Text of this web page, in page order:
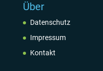
Über
Datenschutz
Impressum
Kontakt